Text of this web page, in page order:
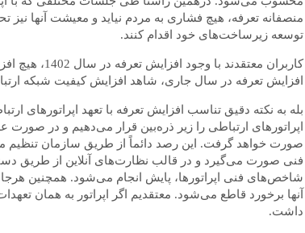
منصفانه تعرفه، هیچ فشاری به مردم نیاید و معیشت آنها نیز
توسعه زیرساخت‌های خود اقدام کنند.
کاربران
افزایش تعرفه در سال‌ جاری، شاهد افزایش کیفیت شبکه
بله به نکته دقیق تناسب افزایش تعرفه با تعهد اپراتورهای
اپراتورهای ارتباطی را زیر ذره‌بین قرار می‌دهیم و در صورت
صورت خواهد گرفت. این رصد دائماً از طریق سازمان تنظیم
فنی صورت می‌گیرد و در قالب نظارت‌های آنلاین از طریق
شاخص‌های فنی اپراتورها، پایش انجام می‌شود. همچنین هرجا
آنها برخورد قاطع می‌شود. معتقدیم اگر اپراتور به همان
داشت.